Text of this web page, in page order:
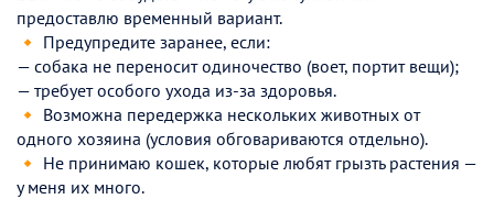
предоставлю временный вариант.
🔸 Предупредите заранее, если:
— собака не переносит одиночество (воет, портит вещи);
— требует особого ухода из-за здоровья.
🔸 Возможна передержка нескольких животных от
одного хозяина (условия обговариваются отдельно).
🔸 Не принимаю кошек, которые любят грызть растения —
у меня их много.